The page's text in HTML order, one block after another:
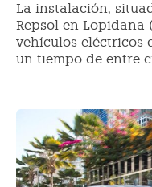
La instalación,
Repsol en Lopidana
vehículos eléctricos
un tiempo de entre